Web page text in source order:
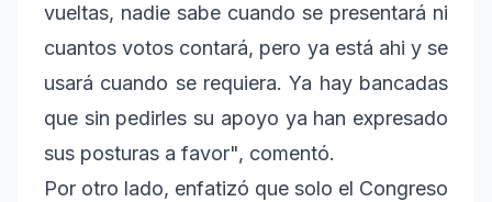
vueltas, nadie sabe cuando se presentará ni
cuantos votos contará, pero ya está ahi y se
usará cuando se requiera. Ya hay bancadas
que sin pedirles su apoyo ya han expresado
sus posturas a favor", comentó.
Por otro lado, enfatizó que solo el Congreso